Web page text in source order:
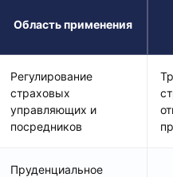
Область применения
Регулирование
страховых
управляющих и
посредников
Пруденциальное